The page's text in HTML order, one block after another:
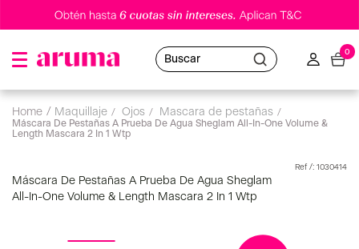
Buscar
0
maquillaje ojos mascara de pestañas
Máscara De Pestañas A Prueba De Agua Sheglam All-In-One Volume &
Length Mascara 2 In 1 Wtp
: 1030414
Máscara De Pestañas A Prueba De Agua Sheglam
All-In-One Volume & Length Mascara 2 In 1 Wtp